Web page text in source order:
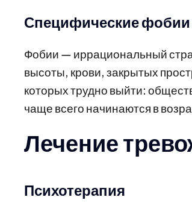
Специфические
Фобии — иррациональный
высоты, крови, закрытых
которых трудно выйти:
чаще всего начинаются в
Лечение
Психотерапия